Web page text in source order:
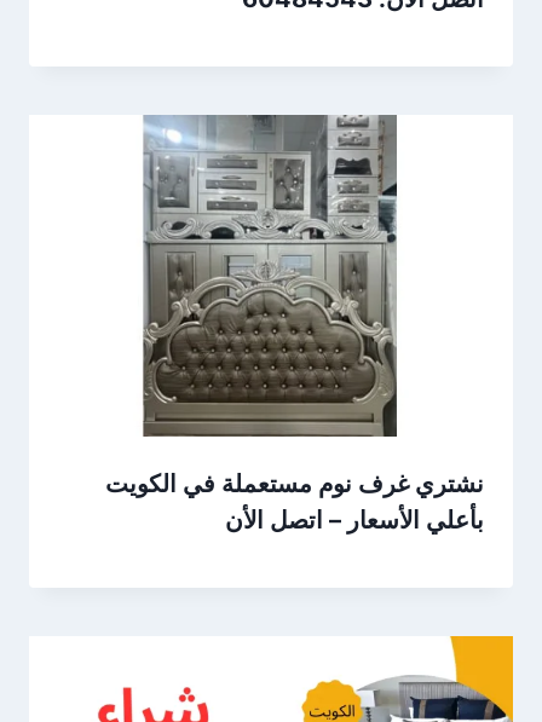
نشتري غرف نوم مستعملة في الكويت
بأعلي الأسعار – اتصل الأن